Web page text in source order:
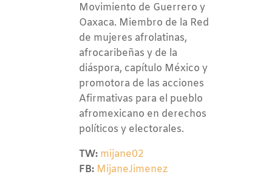
Movimiento de Guerrero y
Oaxaca. Miembro de la Red
de mujeres afrolatinas,
afrocaribeñas y de la
diáspora, capítulo México y
promotora de las acciones
Afirmativas para el pueblo
afromexicano en derechos
políticos y electorales.
TW: mijane02
FB: MijaneJimenez